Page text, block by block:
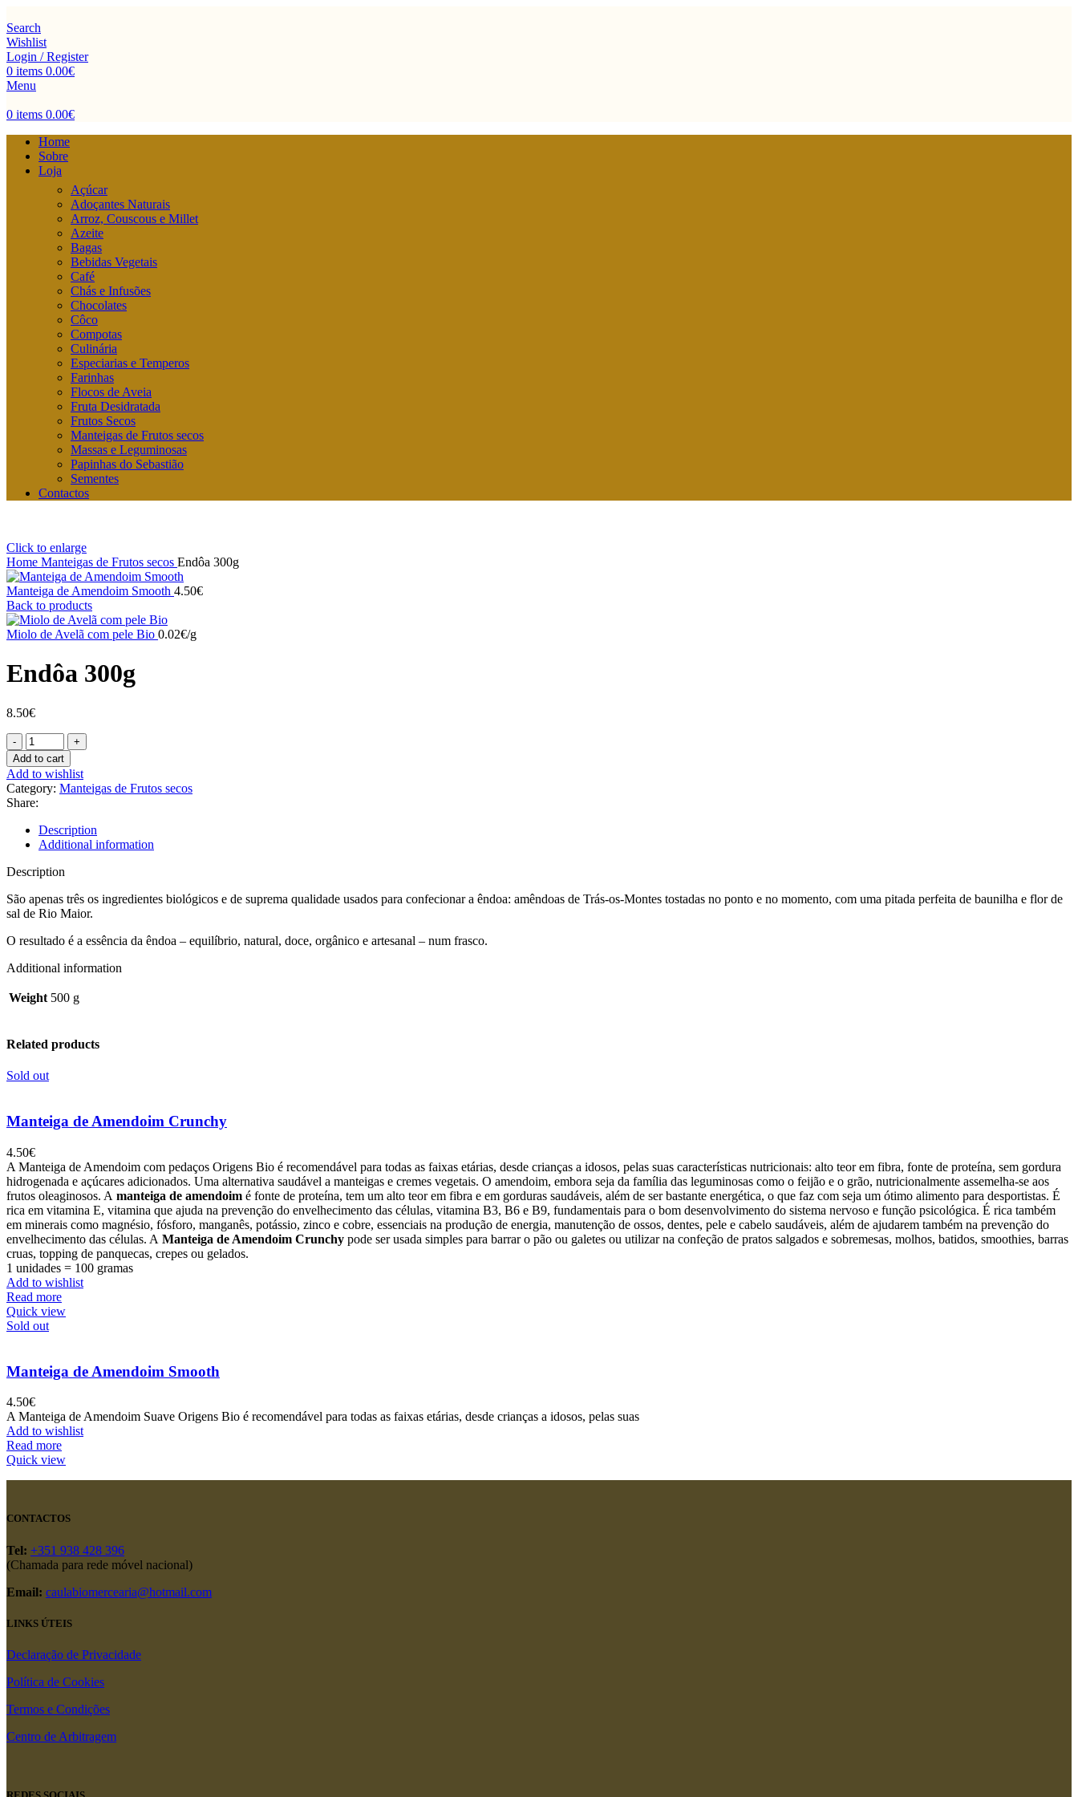
Search
Wishlist
Login / Register
0 items 0.00€
Menu
0 items 0.00€
Home
Sobre
Loja
Açúcar
Adoçantes Naturais
Arroz, Couscous e Millet
Azeite
Bagas
Bebidas Vegetais
Café
Chás e Infusões
Chocolates
Côco
Compotas
Culinária
Especiarias e Temperos
Farinhas
Flocos de Aveia
Fruta Desidratada
Frutos Secos
Manteigas de Frutos secos
Massas e Leguminosas
Papinhas do Sebastião
Sementes
Contactos
Click to enlarge
Home Manteigas de Frutos secos Endôa 300g
Manteiga de Amendoim Smooth 4.50€
Back to products
Miolo de Avelã com pele Bio 0.02€/g
Endôa 300g
8.50€
Add to cart
Add to wishlist
Category: Manteigas de Frutos secos
Share:
Description
Additional information
Description
São apenas três os ingredientes biológicos e de suprema qualidade usados para confecionar a êndoa: amêndoas de Trás-os-Montes tostadas no ponto e no momento, com uma pitada perfeita de baunilha e flor de
sal de Rio Maior.
O resultado é a essência da êndoa – equilíbrio, natural, doce, orgânico e artesanal – num frasco.
Additional information
Weight 500 g
Related products
Sold out
Manteiga de Amendoim Crunchy
4.50€
A Manteiga de Amendoim com pedaços Origens Bio é recomendável para todas as faixas etárias, desde crianças a idosos, pelas suas características nutricionais: alto teor em fibra, fonte de proteína, sem gordura
hidrogenada e açúcares adicionados. Uma alternativa saudável a manteigas e cremes vegetais. O amendoim, embora seja da família das leguminosas como o feijão e o grão, nutricionalmente assemelha-se aos
frutos oleaginosos. A manteiga de amendoim é fonte de proteína, tem um alto teor em fibra e em gorduras saudáveis, além de ser bastante energética, o que faz com seja um ótimo alimento para desportistas. É
rica em vitamina E, vitamina que ajuda na prevenção do envelhecimento das células, vitamina B3, B6 e B9, fundamentais para o bom desenvolvimento do sistema nervoso e função psicológica. É rica também
em minerais como magnésio, fósforo, manganês, potássio, zinco e cobre, essenciais na produção de energia, manutenção de ossos, dentes, pele e cabelo saudáveis, além de ajudarem também na prevenção do
envelhecimento das células. A Manteiga de Amendoim Crunchy pode ser usada simples para barrar o pão ou galetes ou utilizar na confeção de pratos salgados e sobremesas, molhos, batidos, smoothies, barras
cruas, topping de panquecas, crepes ou gelados.
1 unidades = 100 gramas
Add to wishlist
Read more
Quick view
Sold out
Manteiga de Amendoim Smooth
4.50€
A Manteiga de Amendoim Suave Origens Bio é recomendável para todas as faixas etárias, desde crianças a idosos, pelas suas
Add to wishlist
Read more
Quick view
CONTACTOS
Tel: +351 938 428 396
(Chamada para rede móvel nacional)
Email: caulabiomercearia@hotmail.com
LINKS ÚTEIS
Declaração de Privacidade
Política de Cookies
Termos e Condições
Centro de Arbitragem